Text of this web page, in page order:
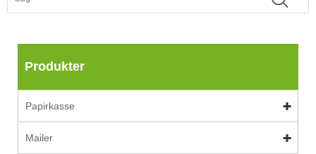
Produkter
Papirkasse
Mailer